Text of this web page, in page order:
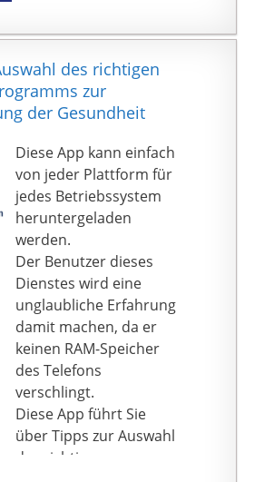
Gewichtsbelastung liegt
Crosstrainer Nova P ist
für eine Körpergrösse
zwischen 1,55 und
1,95m geeignet.
des richtigen
zur
der Gesundheit
Diese App kann einfach
von jeder Plattform für
jedes Betriebssystem
heruntergeladen
werden.
Der Benutzer dieses
Dienstes wird eine
unglaubliche Erfahrung
damit machen, da er
keinen RAM-Speicher
des Telefons
verschlingt.
Diese App führt Sie
über Tipps zur Auswahl
des richtigen